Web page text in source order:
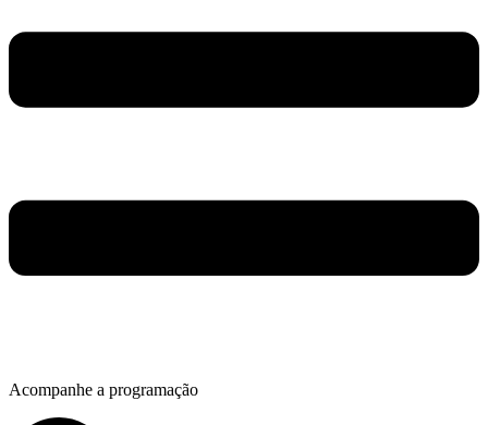
Acompanhe a programação